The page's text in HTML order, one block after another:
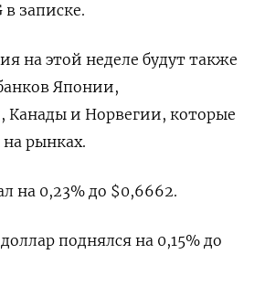
записке.
на этой неделе будут также
Японии,
Канады и Норвегии, которые
на рынках.
на 0,23% до $0,6662​.
поднялся на 0,15% до